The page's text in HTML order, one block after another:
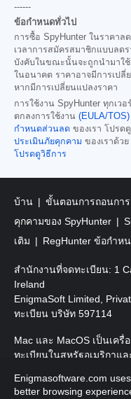
------
ข้อกำหนดทั่วไป
การซื้อ SpyHunter ในราคาล
เวลาการสมัครสมาชิกแบบลด
บังคับในขณะนั้นจะถูกนำมาใ
ในอนาคต ราคาอาจมีการเปลี่
หากมีการเปลี่ยนแปลงราคา
การใช้งาน SpyHunter ทุกเว
ตกลงการใช้งาน (EULA/TOS)
กำหนดส่วนลด ของเรา โปรดดู
ประเมินภัยคุกคาม ของเราด้ว
โปรดดูวิธีการ
บ้าน ขั้นตอนการถอนกา
คุกคามของ SpyHunter
เติม
RegHunter ข้อกำห
สำนักงานที่จดทะเบียน: 1
Ireland
EnigmaSoft Limited,
ทะเบียน บริษัท 597114
Mac และ MacOS เป็นเครื่
ทะเบียนในสหรัฐอเมริกาแ
ลิขสิทธิ์ 2016-2026
Enigmasoftware.com
better browsing